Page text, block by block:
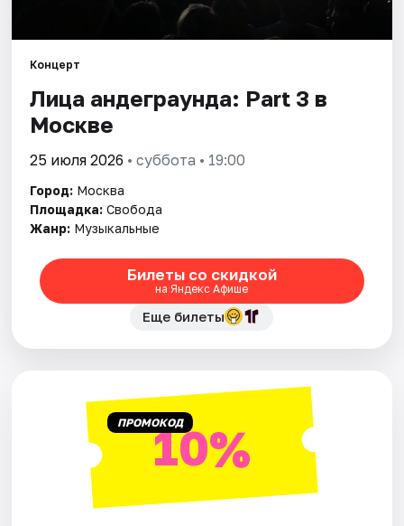
Площадки
Артисты
Концерт
Лица андеграунда: Part 3 в
Москве
25 июля 2026 • суббота • 19:00
Город: Москва
Площадка: Свобода
Жанр: Музыкальные
Билеты со скидкой
на Яндекс Афише
Еще билеты
ПРОМОКОД10%